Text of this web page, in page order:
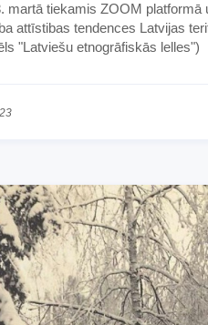
martā tiekamis ZOOM
attīstibas tendences Latvijas
"Latviešu etnogrāfiskās lelles")